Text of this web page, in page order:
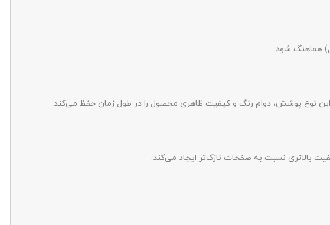
هماهنگ شود.
نوع پوشش، دوام رنگ و کیفیت ظاهری محصول را در طول زمان حفظ می‌کند.